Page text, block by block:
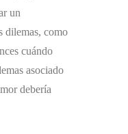
un
dilemas, como
cuándo
asociado
debería